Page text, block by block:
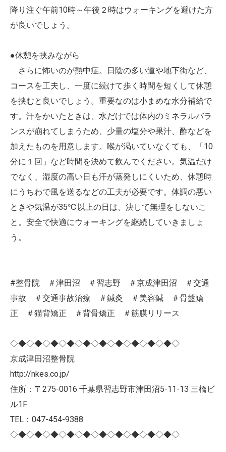
降り注ぐ午前10時～午後２時はウォーキングを避けた方
が良いでしょう。
●休憩を挟みながら
さらに怖いのが熱中症。日陰の多い道や地下街など、
コースを工夫し、一度に続けて歩く時間を短くして休憩
を挟むと良いでしょう。重要なのは小まめな水分補給で
す。汗をかいたときは、水だけでは体内のミネラルバラ
ンスが崩れてしまうため、少量の塩分や果汁、酢などを
加えたものを用意します。喉が渇いていなくても、「10
分に１回」など時間を決めて飲んでください。気温だけ
でなく、湿度の高い日も汗が蒸発しにくいため、休憩時
にうちわで風を送るなどの工夫が必要です。体調の悪い
ときや気温が35℃以上の日は、決して無理をしないこ
と。安全で快適にウォーキングを継続していきましょ
う。
#整骨院 ＃津田沼 ＃習志野 ＃京成津田沼 ＃交通
事故 ＃交通事故治療 ＃鍼灸 ＃美容鍼 ＃骨盤矯
正 ＃猫背矯正 ＃背骨矯正 ＃筋膜リリース
◇◆◇◆◇◆◇◆◇◆◇◆◇◆◇◆◇◆◇◆◇
京成津田沼整骨院
http://nkes.co.jp/
住所：〒275-0016 千葉県習志野市津田沼5-11-13 三橋ビ
ル1F
TEL：047-454-9388
◇◆◇◆◇◆◇◆◇◆◇◆◇◆◇◆◇◆◇◆◇